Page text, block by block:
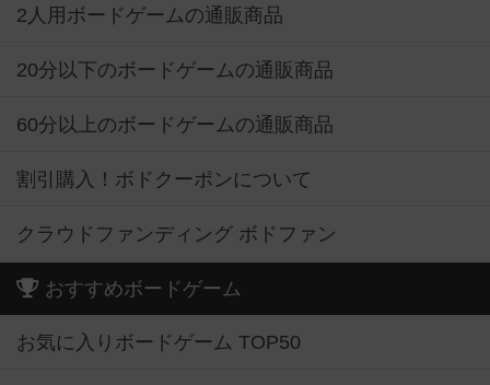
2人用ボードゲームの通販商品
20分以下のボードゲームの通販商品
60分以上のボードゲームの通販商品
割引購入！ボドクーポンについて
クラウドファンディング ボドファン
おすすめボードゲーム
お気に入りボードゲーム TOP50